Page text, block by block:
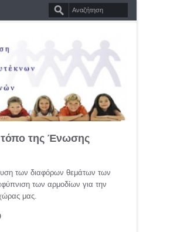
τόπο της Ένωσης
των διαφόρων θεμάτων των
των αρμοδίων για την
μας.